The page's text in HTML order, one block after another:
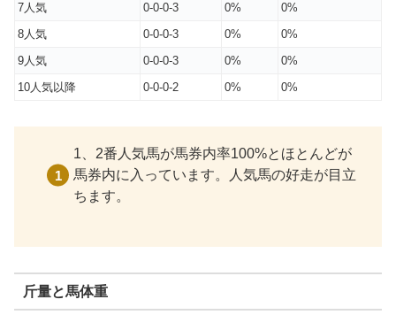
7人気
0-0-0-3 0%
0%
8人気
0-0-0-3 0%
0%
9人気
0-0-0-3 0%
0%
10人気以降
0-0-0-2 0% 0%
1、2番人気馬が馬券内率100%とほとんどが
馬券内に入っています。人気馬の好走が目立
ちます。
斤量と馬体重